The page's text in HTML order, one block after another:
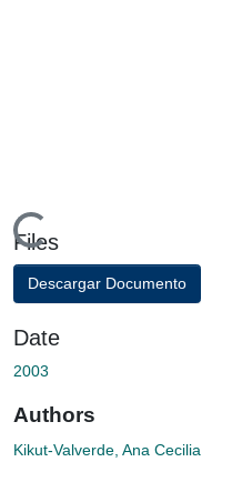
Loading...
Files
Descargar Documento
Date
2003
Authors
Kikut-Valverde, Ana Cecilia